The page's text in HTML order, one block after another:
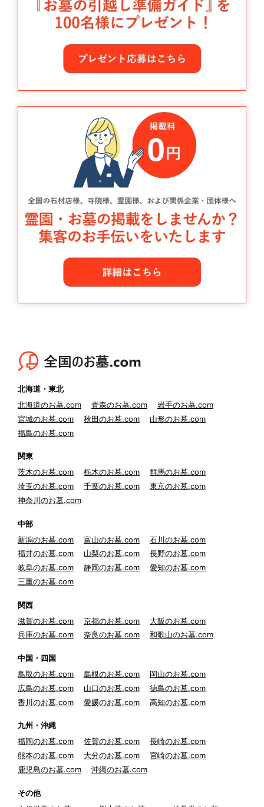
北海道・東北
北海道のお墓.com
青森のお墓.com
岩手のお墓.com
宮城のお墓.com
秋田のお墓.com
山形のお墓.com
福島のお墓.com
関東
茨木のお墓.com
栃木のお墓.com
群馬のお墓.com
埼玉のお墓.com
千葉のお墓.com
東京のお墓.com
神奈川のお墓.com
中部
新潟のお墓.com
富山のお墓.com
石川のお墓.com
福井のお墓.com
山梨のお墓.com
長野のお墓.com
岐阜のお墓.com
静岡のお墓.com
愛知のお墓.com
三重のお墓.com
関西
滋賀のお墓.com
京都のお墓.com
大阪のお墓.com
兵庫のお墓.com
奈良のお墓.com 和歌山のお墓.com
中国・四国
鳥取のお墓.com
島根のお墓.com
岡山のお墓.com
広島のお墓.com
山口のお墓.com
徳島のお墓.com
香川のお墓.com
愛媛のお墓.com 高知のお墓.com
九州・沖縄
福岡のお墓.com
佐賀のお墓.com
長崎のお墓.com
熊本のお墓.com
大分のお墓.com
宮崎のお墓.com
鹿児島のお墓.com
沖縄のお墓.com
その他